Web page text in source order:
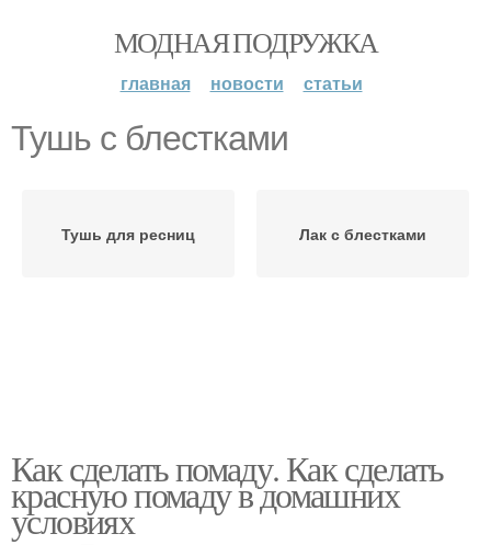
МОДНАЯ ПОДРУЖКА
главная новости статьи
Тушь с блестками
Тушь для ресниц Лак с блестками
Как сделать помаду. Как сделать
красную помаду в домашних
условиях